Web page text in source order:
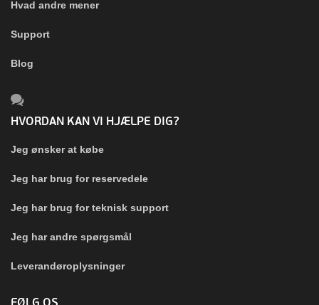
Hvad andre mener
Support
Blog
HVORDAN KAN VI HJÆLPE DIG?
Jeg ønsker at købe
Jeg har brug for reservedele
Jeg har brug for teknisk support
Jeg har andre spørgsmål
Leverandøroplysninger